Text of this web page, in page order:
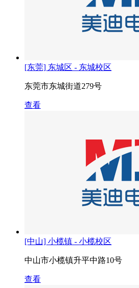
[东莞] 东城区 - 东城校区
东莞市东城街道279号
查看
[中山] 小榄镇 - 小榄校区
中山市小榄镇升平中路10号
查看